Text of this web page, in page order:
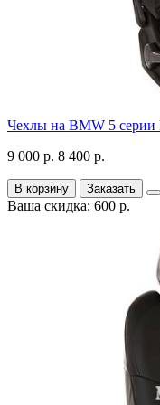
Чехлы на BMW 5 серии
9 000 р. 8 400 р.
В корзину Заказать
Ваша скидка: 600 р.